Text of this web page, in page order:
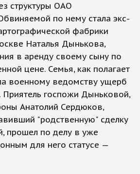
структуры ОАО
по нему стала экс-
фабрики
Наталья Дынькова,
в аренду своему сыну по
цене. Семья, как полагает
военному ведомству ущерб
Приятель госпожи Дыньковой,
Анатолий Сердюков,
"родственную" сделку
прошел по делу в уже
для него статусе —